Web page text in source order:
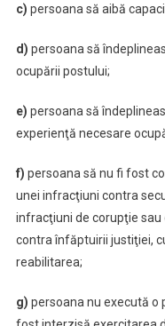
c) persoana să aibă
d) persoana să
ocupării postului;
e) persoana să
experienţă necesare
f) persoana să nu fi fost
unei infracţiuni contra
infracţiuni de corupţie
contra înfăptuirii justiţiei,
reabilitarea;
g) persoana nu execută o